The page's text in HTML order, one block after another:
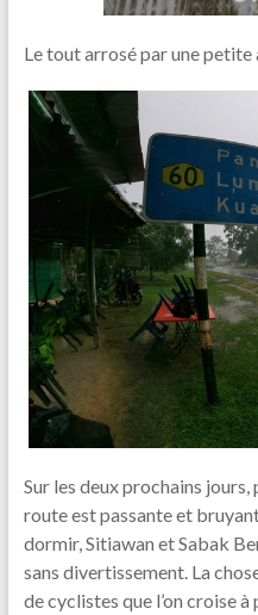
Le tout arrosé par une
Sur les deux prochains jours,
route est passante et
dormir, Sitiawan et Sabak
sans divertissement. La
de cyclistes que l’on croise